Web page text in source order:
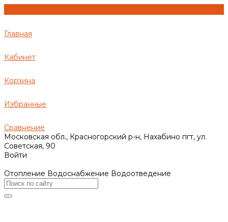
Главная
Кабинет
Корзина
Избранные
Сравнение
Московская обл., Красногорский р-н, Нахабино пгт, ул.
Советская, 90
Войти
Отопление Водоснабжение Водоотведение